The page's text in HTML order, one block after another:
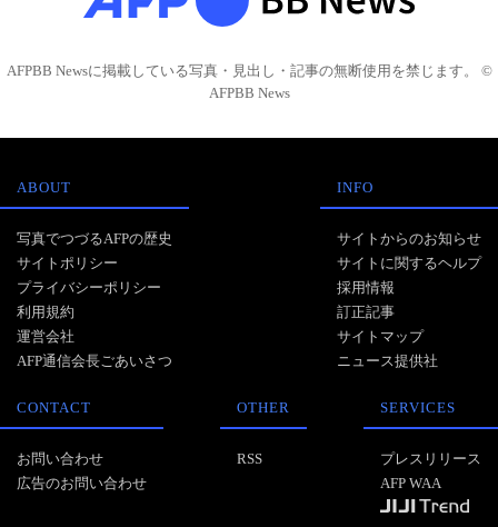
AFPBB Newsに掲載している写真・見出し・記事の無断使用を禁じます。 ©
AFPBB News
ABOUT
写真でつづるAFPの歴史
サイトポリシー
プライバシーポリシー
利用規約
運営会社
AFP通信会長ごあいさつ
INFO
サイトからのお知らせ
サイトに関するヘルプ
採用情報
訂正記事
サイトマップ
ニュース提供社
CONTACT
お問い合わせ
広告のお問い合わせ
OTHER
RSS
SERVICES
プレスリリース
AFP WAA